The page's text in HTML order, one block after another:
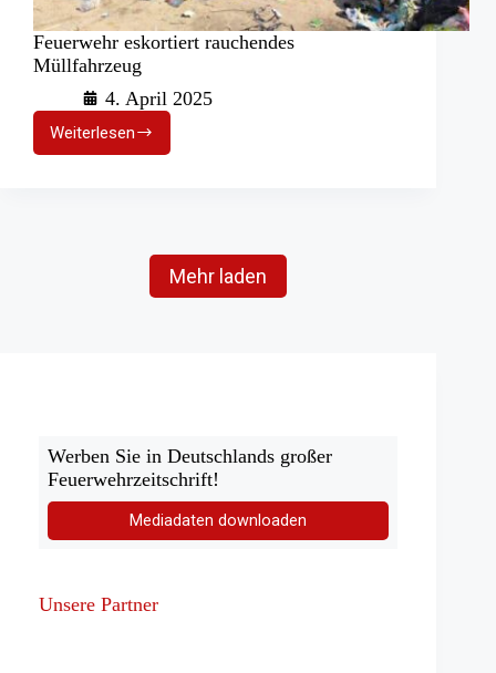
Feuerwehr eskortiert rauchendes
Müllfahrzeug
4. April 2025
WeiterlesenFeuerwehr
eskortiert
Mehr laden
Werben Sie in Deutschlands großer
Feuerwehrzeitschrift!
Mediadaten downloaden
Unsere Partner